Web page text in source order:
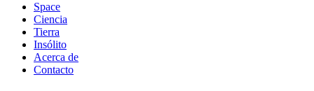
Space
Ciencia
Tierra
Insólito
Acerca de
Contacto